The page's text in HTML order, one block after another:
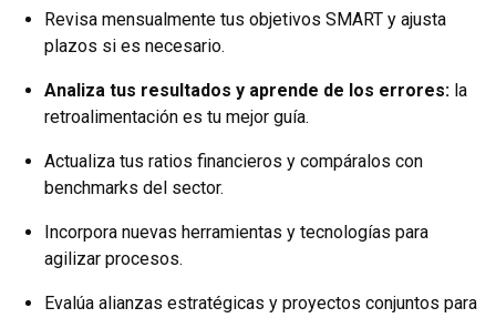
Revisa mensualmente tus objetivos SMART y ajusta
plazos si es necesario.
Analiza tus resultados y aprende de los errores: la
retroalimentación es tu mejor guía.
Actualiza tus ratios financieros y compáralos con
benchmarks del sector.
Incorpora nuevas herramientas y tecnologías para
agilizar procesos.
Evalúa alianzas estratégicas y proyectos conjuntos para